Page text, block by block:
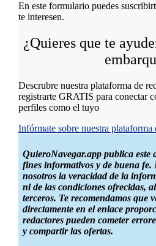
En este formulario puedes
te interesen.
¿Quieres que te
Descrubre nuestra plataforma de
registrarte GRATIS para conectar
perfiles como el tuyo
Infórmate sobre nuestra
QuieroNavegar.app publica este
fines informativos y de buena fe.
nosotros la veracidad de la
ni de las condiciones ofrecidas,
terceros. Te recomendamos que
directamente en el enlace
redactores pueden cometer
y compartir las ofertas.